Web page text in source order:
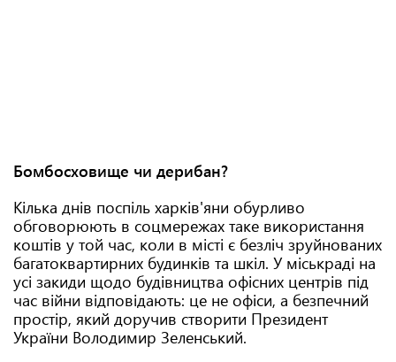
Бомбосховище чи дерибан?
Кілька днів поспіль харків'яни обурливо
обговорюють в соцмережах таке використання
коштів у той час, коли в місті є безліч зруйнованих
багатоквартирних будинків та шкіл. У міськраді на
усі закиди щодо будівництва офісних центрів під
час війни відповідають: це не офіси, а безпечний
простір, який доручив створити Президент
України Володимир Зеленський.